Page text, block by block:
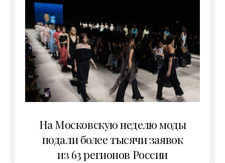
На Московскую неделю моды
подали более тысячи заявок
из 63 регионов России